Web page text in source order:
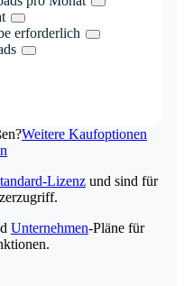
erforderlich
Weitere Kaufoptionen
Lizenz und sind für
Unternehmen-Pläne für